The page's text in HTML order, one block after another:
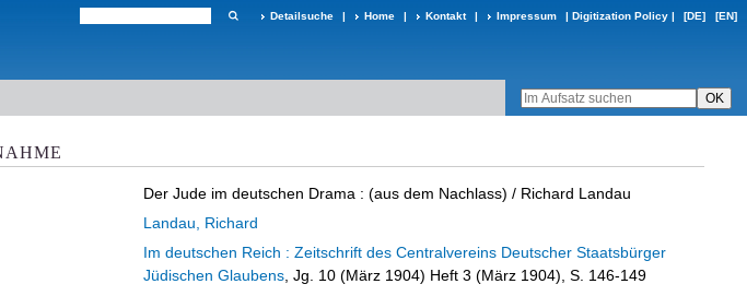
Detailsuche | Home | Kontakt | Impressum | Digitization Policy | [DE] [EN]
Der Jude im deutschen Drama : (aus dem Nachlass) / Richard Landau
Landau, Richard
Im deutschen Reich : Zeitschrift des Centralvereins Deutscher Staatsbürger
Jüdischen Glaubens , Jg. 10 (März 1904) Heft 3 (März 1904), S. 146-149